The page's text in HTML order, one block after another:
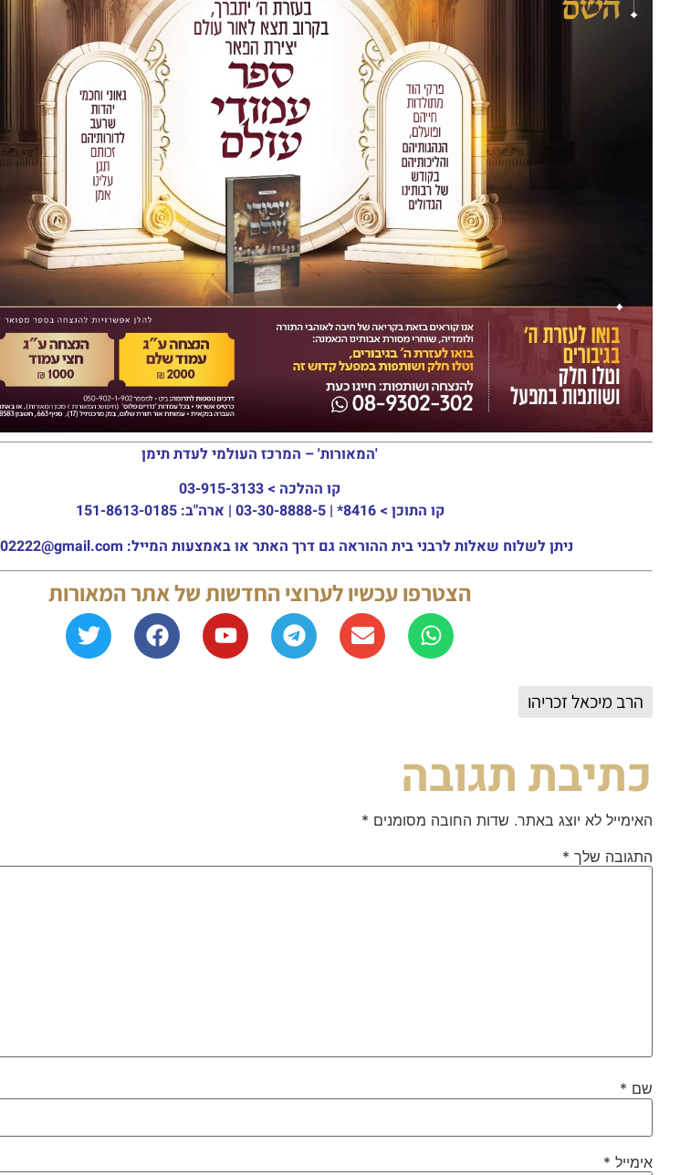
'המאורות' – המרכז העולמי לעדת תימן
קו ההלכה >
קו התוכן >8416* | 03-30-8888-5 | ארה"ב: 151-8613-0185
ניתן לשלוח שאלות לרבני בית ההוראה גם דרך האתר או באמצעות המייל: sm088302222@gmail.com
הצטרפו עכשיו לערוצי החדשות של אתר המאורות
הרב מיכאל זכריהו
כתיבת תגובה
האימייל לא יוצג באתר. שדות החובה מסומנים *
התגובה שלך *
שם *
אימייל *